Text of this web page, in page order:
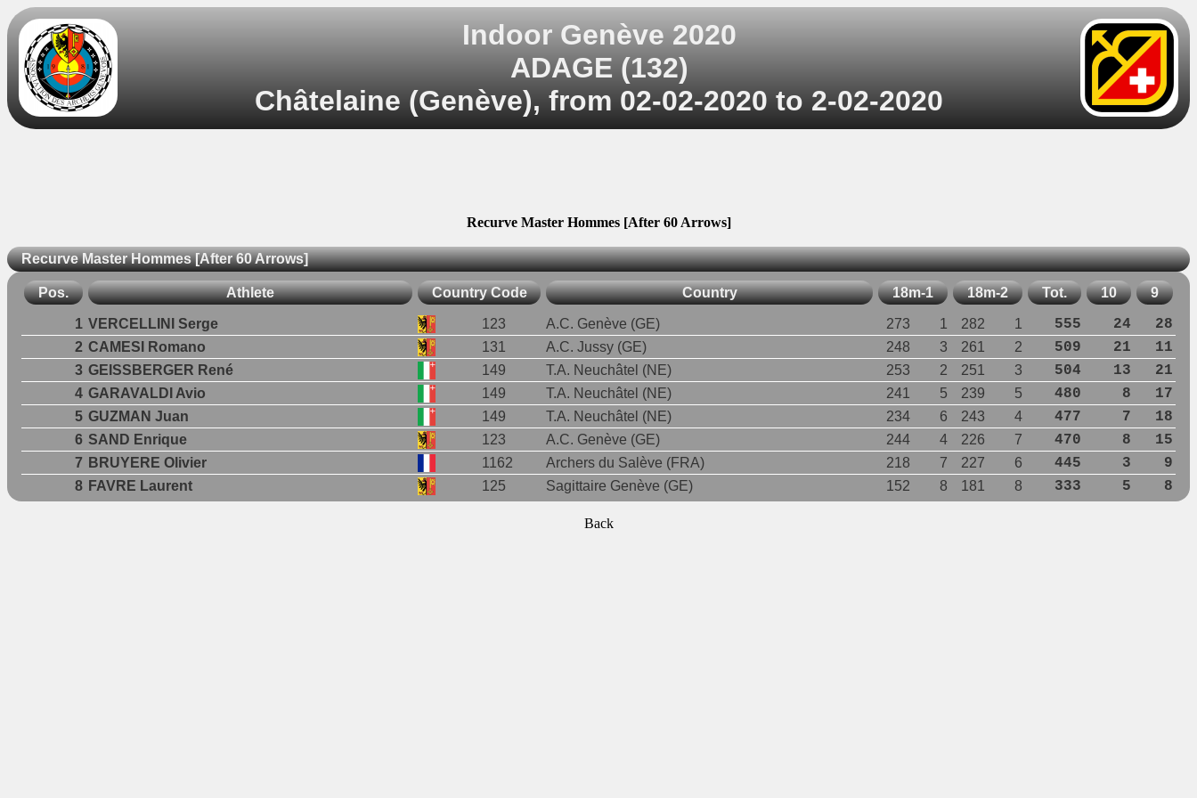
Indoor Genève 2020
ADAGE (132)
Châtelaine (Genève), from 02-02-2020 to 2-02-2020
Recurve Master Hommes [After 60 Arrows]
Recurve Master Hommes [After 60 Arrows]
Pos. Athlete Country Code Country 18m-1 18m-2 Tot. 10 9
1 VERCELLINI Serge 123 A.C. Genève (GE) 273 1 282 1 555 24 28
2 CAMESI Romano 131 A.C. Jussy (GE) 248 3 261 2 509 21 11
3 GEISSBERGER René 149 T.A. Neuchâtel (NE) 253 2 251 3 504 13 21
4 GARAVALDI Avio 149 T.A. Neuchâtel (NE) 241 5 239 5 480 8 17
5 GUZMAN Juan 149 T.A. Neuchâtel (NE) 234 6 243 4 477 7 18
6 SAND Enrique 123 A.C. Genève (GE) 244 4 226 7 470 8 15
7 BRUYERE Olivier 1162 Archers du Salève (FRA) 218 7 227 6 445 3 9
8 FAVRE Laurent 125 Sagittaire Genève (GE) 152 8 181 8 333 5 8
Back